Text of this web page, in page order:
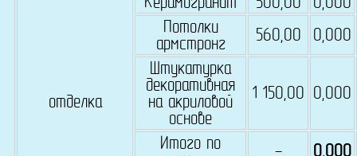
отделка
Керамогранит 500,00
0,000
Потолки
армстронг
560,00
0,000
Штукатурка
декоративная
на акриловой
основе
1 150,00 0,000
Итого по
- 0,000